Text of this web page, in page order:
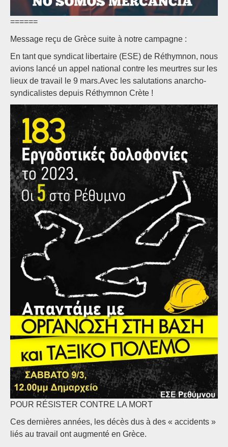
======
Message reçu de Grèce suite à notre campagne :
En tant que syndicat libertaire (ESE) de Réthymnon, nous
avions lancé un appel national contre les meurtres sur les
lieux de travail le 9 mars.Avec les salutations anarcho-
syndicalistes depuis Réthymnon Crète !
POUR RÉSISTER CONTRE LA MORT
Ces dernières années, les décès dus à des « accidents »
liés au travail ont augmenté en Grèce.